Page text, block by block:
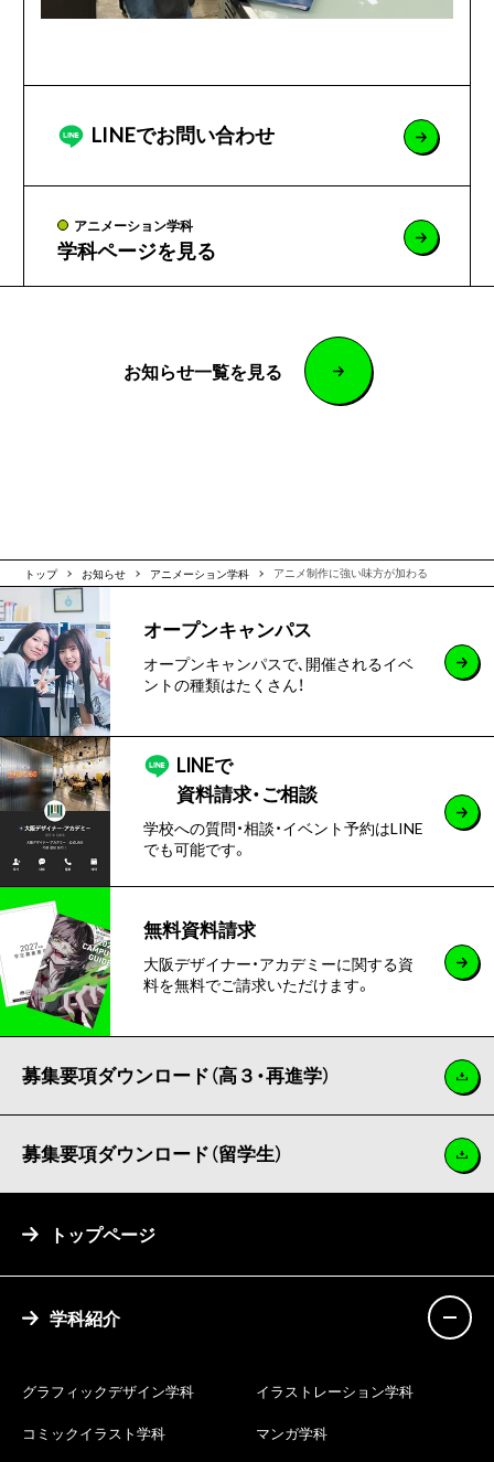
LINEでお問い合わせ
アニメーション学科
学科ページを見る
お知らせ一覧を見る
トップ お知らせ アニメーション学科 アニメ制作に強い味方が加わる
オープンキャンパス
オープンキャンパスで､開催されるイベ
ントの種類はたくさん！
LINEで
資料請求・ご相談
学校への質問・相談・イベント予約はLINE
でも可能です。
無料資料請求
大阪デザイナー・アカデミーに関する資
料を無料でご請求いただけます。
募集要項ダウンロード（高３・再進学）
募集要項ダウンロード（留学生）
トップページ
学科紹介
グラフィックデザイン学科
イラストレーション学科
コミックイラスト学科
マンガ学科